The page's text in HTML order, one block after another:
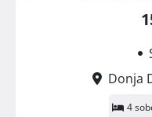
Donja
4